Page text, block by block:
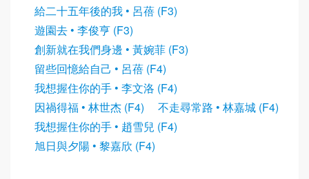
給二十五年後的我 • 呂蓓 (F3)
遊園去 • 李俊亨 (F3)
創新就在我們身邊 • 黃婉菲 (F3)
留些回憶給自己 • 呂蓓 (F4)
我想握住你的手 • 李文洛 (F4)
因禍得福 • 林世杰 (F4)
不走尋常路 • 林嘉城 (F4)
我想握住你的手 • 趙雪兒 (F4)
旭日與夕陽 • 黎嘉欣 (F4)